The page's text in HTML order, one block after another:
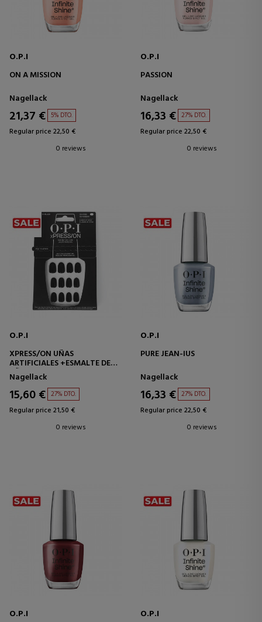
O.P.I
ON A MISSION
Nagellack
21,37 € 5% DTO.
Regular price 22,50 €
0 reviews
O.P.I
PASSION
Nagellack
16,33 € 27% DTO.
Regular price 22,50 €
0 reviews
O.P.I
XPRESS/ON UÑAS
ARTIFICIALES +ESMALTE DE
UÑAS LADY IN BLACK
Nagellack
15,60 € 27% DTO.
Regular price 21,50 €
0 reviews
O.P.I
PURE JEAN-IUS
Nagellack
16,33 € 27% DTO.
Regular price 22,50 €
0 reviews
O.P.I
O.P.I